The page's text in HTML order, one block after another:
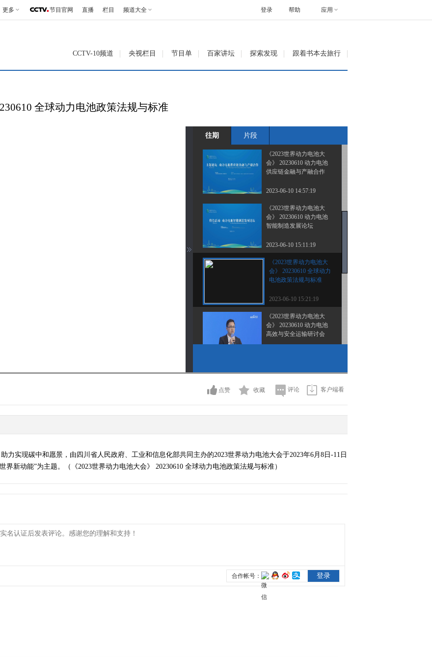
更多 节目官网 直播 栏目 频道大全 帮助 应用
登录
CCTV-10频道 央视栏目 节目单 百家讲坛 探索发现 跟着书本去旅行
全球动力电池政策法规与标准
往期 片段
高峰论坛
会》 20230609 主论坛
质量发展
《2023世界动力电池大
会》 20230610 动力电池
供应链金融与产融合作
2023-06-10 14:57:19
《2023世界动力电池大
会》 20230610 动力电池
智能制造发展论坛
2023-06-10 15:11:19
《2023世界动力电池大
会》 20230610 全球动力
电池政策法规与标准
2023-06-10 15:21:19
《2023世界动力电池大
会》 20230610 动力电池
高效与安全运输研讨会
车换电模式应用研讨会
2023-06-10 19:49:19
会》 20230610 动力电池
2023-06-10 19:53:20
力电池与前瞻技术
2023-06-10 20:01:20
点赞 收藏 评论 客户端看
力实现碳中和愿景，由四川省人民政府、工业和信息化部共同主办的2023世界动力电池大会于2023年6月8日-11日
新动能”为主题。（《2023世界动力电池大会》 20230610 全球动力电池政策法规与标准）